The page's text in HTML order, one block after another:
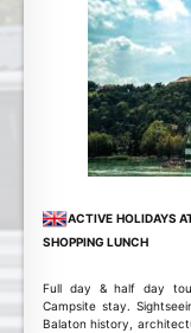
ACTIVE HOLIDAYS
SHOPPING LUNCH
Full day & half day
Campsite stay.
Balaton history,